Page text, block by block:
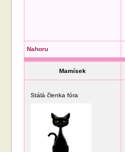
Nahoru
Mamísek
Stálá členka fóra